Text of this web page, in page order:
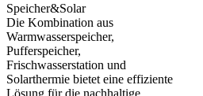
Speicher&Solar
Die Kombination aus
Warmwasserspeicher,
Pufferspeicher,
Frischwasserstation und
Solarthermie bietet eine effiziente
Lösung für die nachhaltige